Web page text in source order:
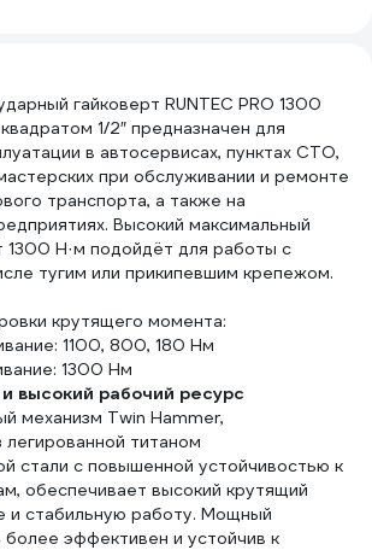
гайковерт RUNTEC PRO 1300
1/2″ предназначен для
в автосервисах, пунктах СТО,
при обслуживании и ремонте
транспорта, а также на
Высокий максимальный
1300 Н·м подойдёт для работы с
тугим или прикипевшим крепежом.
крутящего момента:
1100, 800, 180 Нм
1300 Нм
высокий рабочий ресурс
механизм Twin Hammer,
легированной титаном
стали с повышенной устойчивостью к
обеспечивает высокий крутящий
и стабильную работу. Мощный
более эффективен и устойчив к